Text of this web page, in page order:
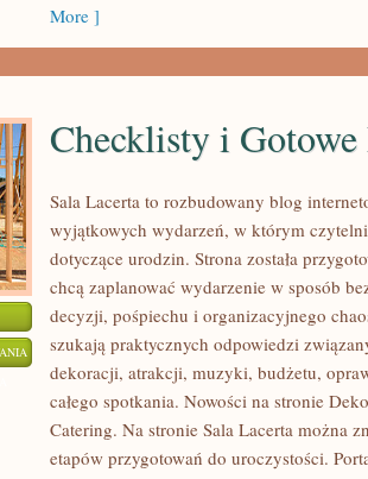
More ]
CHECKLISTY
GOTOWE
PLANY
Checklisty i Gotowe
Sala Lacerta to rozbudowany blog
wyjątkowych wydarzeń, w którym
dotyczące urodzin. Strona została
chcą zaplanować wydarzenie w sposób
decyzji, pośpiechu i organizacyjnego
szukają praktycznych odpowiedzi
dekoracji, atrakcji, muzyki, budżetu,
całego spotkania. Nowości na stronie
Catering. Na stronie Sala Lacerta można
etapów przygotowań do uroczystości.